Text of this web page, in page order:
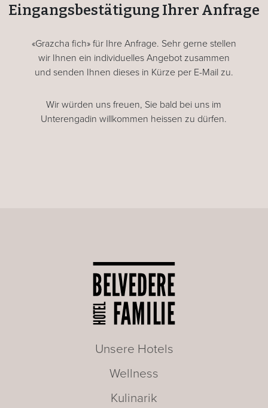
Eingangsbestätigung Ihrer Anfrage
«Grazcha fich» für Ihre Anfrage. Sehr gerne stellen
wir Ihnen ein individuelles Angebot zusammen
und senden Ihnen dieses in Kürze per E-Mail zu.
Wir würden uns freuen, Sie bald bei uns im
Unterengadin willkommen heissen zu dürfen.
Unsere Hotels
Wellness
Kulinarik